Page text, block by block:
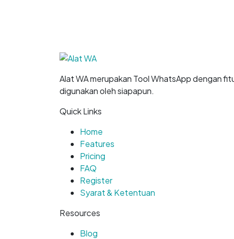
Alat WA merupakan Tool WhatsApp dengan
digunakan oleh siapapun.
Quick Links
Home
Features
Pricing
FAQ
Register
Syarat & Ketentuan
Resources
Blog